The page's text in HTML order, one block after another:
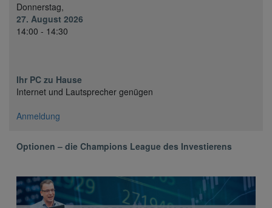
Donnerstag,
27. August 2026
14:00 - 14:30
Ihr PC zu Hause
Internet und Lautsprecher genügen
Anmeldung
Optionen – die Champions League des Investierens